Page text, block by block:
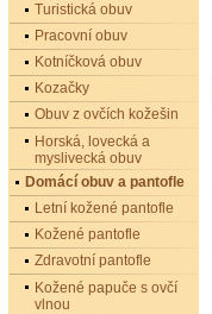
Turistická obuv
Pracovní obuv
Kotníčková obuv
Kozačky
Obuv z ovčích kožešin
Horská, lovecká a
myslivecká obuv
Domácí obuv a pantofle
Letní kožené pantofle
Kožené pantofle
Zdravotní pantofle
Kožené papuče s ovčí
vlnou